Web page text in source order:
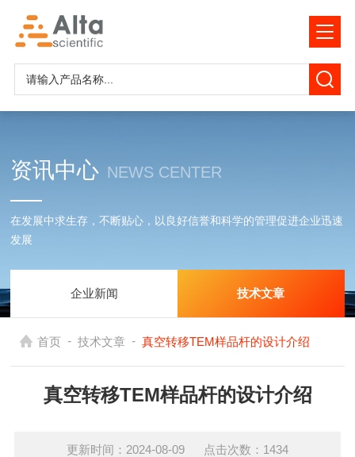
资讯中心 NEWS CENTER
在发展中求生存，不断贴心，以良好信誉和科学的管理促进企业迅速
发展
企业新闻 技术文章
首页 - 技术文章 - 真空转移TEM样品杆的设计介绍
真空转移TEM样品杆的设计介绍
更新时间：2024-08-09 点击次数：1434